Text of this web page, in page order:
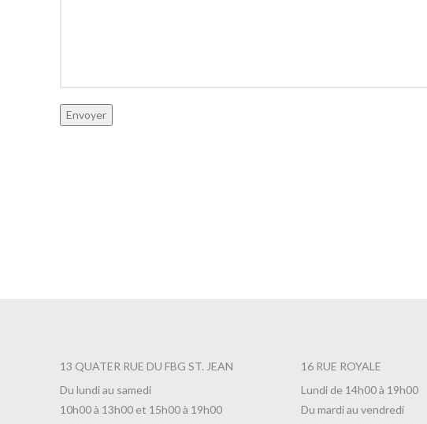
13 QUATER RUE DU FBG ST. JEAN
Du lundi au samedi
10h00 à 13h00 et 15h00 à 19h00
16 RUE ROYALE
Lundi de 14h00 à 19h00
Du mardi au vendredi